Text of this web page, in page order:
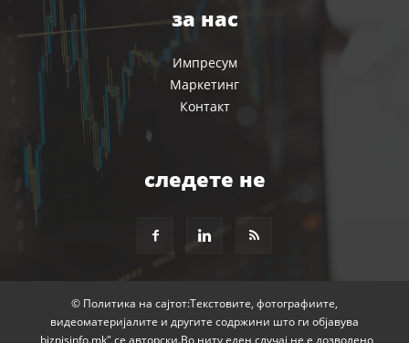
за нас
Импресум
Маркетинг
Контакт
следете не
© Политика на сајтот:Текстовите, фотографиите,
видеоматеријалите и другите содржини што ги објавува